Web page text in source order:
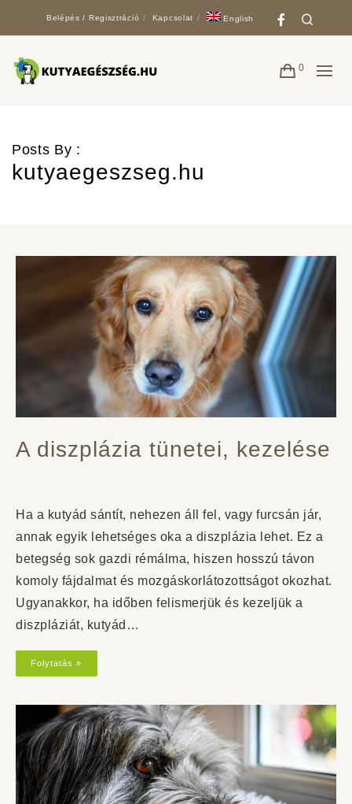
Belépés / Regisztráció Kapcsolat English
0
Posts By :
kutyaegeszseg.hu
A diszplázia tünetei, kezelése
Ha a kutyád sántít, nehezen áll fel, vagy furcsán jár,
annak egyik lehetséges oka a diszplázia lehet. Ez a
betegség sok gazdi rémálma, hiszen hosszú távon
komoly fájdalmat és mozgáskorlátozottságot okozhat.
Ugyanakkor, ha időben felismerjük és kezeljük a
diszpláziát, kutyád…
Folytatás »